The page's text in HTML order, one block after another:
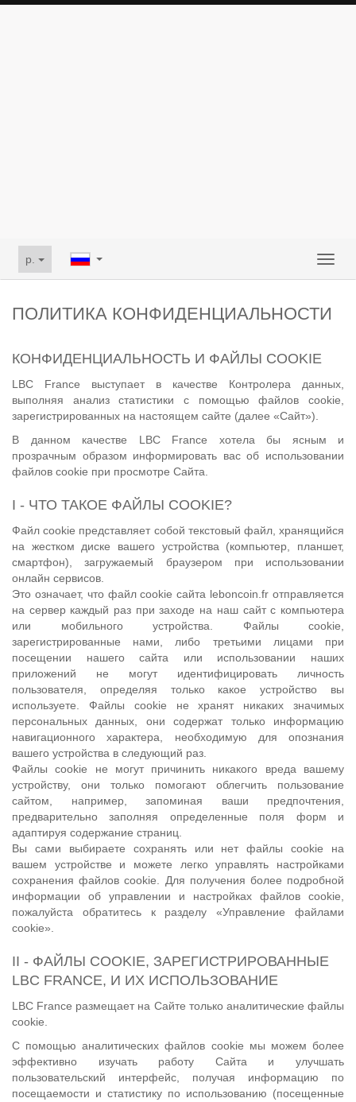
p.
ПОЛИТИКА КОНФИДЕНЦИАЛЬНОСТИ
КОНФИДЕНЦИАЛЬНОСТЬ И ФАЙЛЫ COOKIE
LBC France выступает в качестве Контролера данных,
выполняя анализ статистики с помощью файлов cookie,
зарегистрированных на настоящем сайте (далее «Сайт»).
В данном качестве LBC France хотела бы ясным и
прозрачным образом информировать вас об использовании
файлов cookie при просмотре Сайта.
I - ЧТО ТАКОЕ ФАЙЛЫ COOKIE?
Файл cookie представляет собой текстовый файл, хранящийся
на жестком диске вашего устройства (компьютер, планшет,
смартфон), загружаемый браузером при использовании
онлайн сервисов.
Это означает, что файл cookie сайта leboncoin.fr отправляется
на сервер каждый раз при заходе на наш сайт с компьютера
или мобильного устройства. Файлы cookie,
зарегистрированные нами, либо третьими лицами при
посещении нашего сайта или использовании наших
приложений не могут идентифицировать личность
пользователя, определяя только какое устройство вы
используете. Файлы cookie не хранят никаких значимых
персональных данных, они содержат только информацию
навигационного характера, необходимую для опознания
вашего устройства в следующий раз.
Файлы cookie не могут причинить никакого вреда вашему
устройству, они только помогают облегчить пользование
сайтом, например, запоминая ваши предпочтения,
предварительно заполняя определенные поля форм и
адаптируя содержание страниц.
Вы сами выбираете сохранять или нет файлы cookie на
вашем устройстве и можете легко управлять настройками
сохранения файлов cookie. Для получения более подробной
информации об управлении и настройках файлов cookie,
пожалуйста обратитесь к разделу «Управление файлами
cookie».
II - ФАЙЛЫ COOKIE, ЗАРЕГИСТРИРОВАННЫЕ
LBC FRANCE, И ИХ ИСПОЛЬЗОВАНИЕ
LBC France размещает на Сайте только аналитические файлы
cookie.
С помощью аналитических файлов cookie мы можем более
эффективно изучать работу Сайта и улучшать
пользовательский интерфейс, получая информацию по
посещаемости и статистику по использованию (посещенные